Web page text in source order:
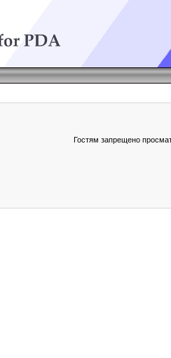
Гостям запрещено